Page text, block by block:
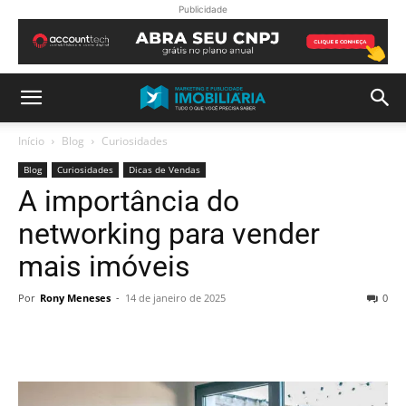
Publicidade
Início Blog Curiosidades
Blog Curiosidades Dicas de Vendas
A importância do
networking para vender
mais imóveis
Por Rony Meneses - 14 de janeiro de 2025 0